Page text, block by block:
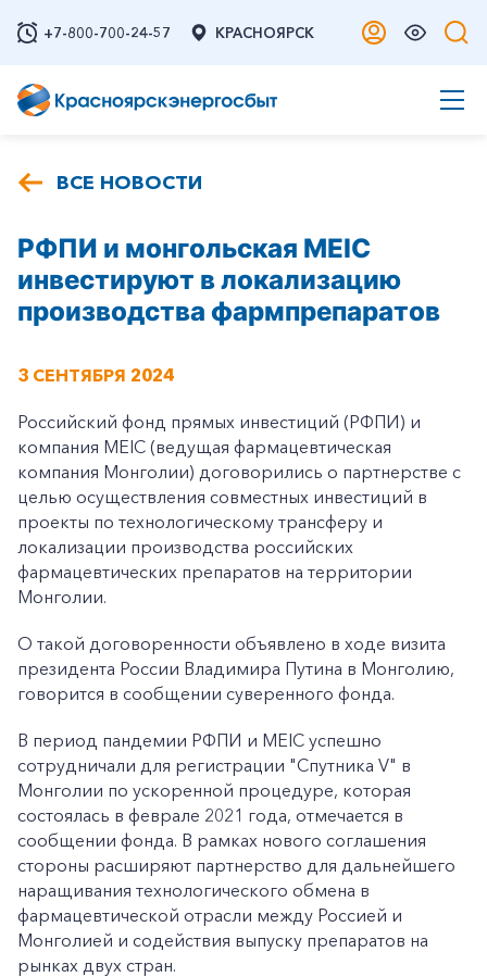
+7-800-700-24-57 КРАСНОЯРСК
ВСЕ НОВОСТИ
РФПИ и монгольская MEIC
инвестируют в локализацию
производства фармпрепаратов
3 СЕНТЯБРЯ 2024
Российский фонд прямых инвестиций (РФПИ) и
компания MEIC (ведущая фармацевтическая
компания Монголии) договорились о партнерстве с
целью осуществления совместных инвестиций в
проекты по технологическому трансферу и
локализации производства российских
фармацевтических препаратов на территории
Монголии.
О такой договоренности объявлено в ходе визита
президента России Владимира Путина в Монголию,
говорится в сообщении суверенного фонда.
В период пандемии РФПИ и MEIC успешно
сотрудничали для регистрации "Спутника V" в
Монголии по ускоренной процедуре, которая
состоялась в феврале 2021 года, отмечается в
сообщении фонда. В рамках нового соглашения
стороны расширяют партнерство для дальнейшего
наращивания технологического обмена в
фармацевтической отрасли между Россией и
Монголией и содействия выпуску препаратов на
рынках двух стран.